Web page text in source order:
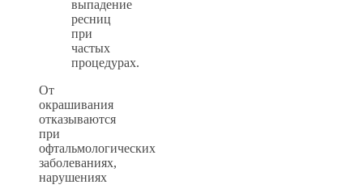
выпадение
ресниц
при
частых
процедурах.
От
окрашивания
отказываются
при
офтальмологических
заболеваниях,
нарушениях